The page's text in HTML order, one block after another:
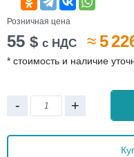
Розничная цена
55 $ с НДС ≈5
* стоимость и наличие
- +